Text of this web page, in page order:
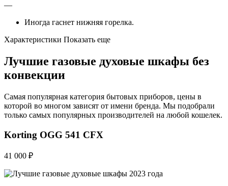
—
Иногда гаснет нижняя горелка.
Характеристики Показать еще
Лучшие газовые духовые шкафы без
конвекции
Самая популярная категория бытовых приборов, цены в
которой во многом зависят от имени бренда. Мы подобрали
только самых популярных производителей на любой кошелек.
Korting OGG 541 CFX
41 000 ₽